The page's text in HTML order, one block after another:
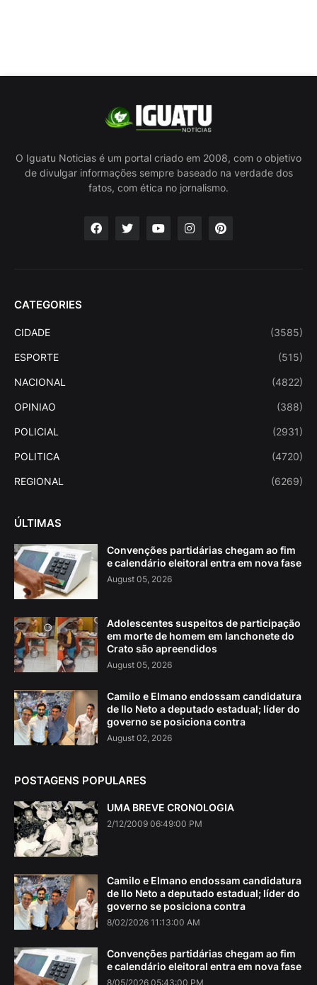
O Iguatu Noticias é um portal criado em 2008, com o objetivo
de divulgar informações sempre baseado na verdade dos
fatos, com ética no jornalismo.
CATEGORIES
CIDADE (3585)
ESPORTE (515)
NACIONAL (4822)
OPINIAO (388)
POLICIAL (2931)
POLITICA (4720)
REGIONAL (6269)
ÚLTIMAS
Convenções partidárias chegam ao fim
e calendário eleitoral entra em nova fase
August 05, 2026
Adolescentes suspeitos de participação
em morte de homem em lanchonete do
Crato são apreendidos
August 05, 2026
Camilo e Elmano endossam candidatura
de Ilo Neto a deputado estadual; líder do
governo se posiciona contra
August 02, 2026
POSTAGENS POPULARES
UMA BREVE CRONOLOGIA
2/12/2009 06:49:00 PM
Camilo e Elmano endossam candidatura
de Ilo Neto a deputado estadual; líder do
governo se posiciona contra
8/02/2026 11:13:00 AM
Convenções partidárias chegam ao fim
e calendário eleitoral entra em nova fase
8/05/2026 05:43:00 PM